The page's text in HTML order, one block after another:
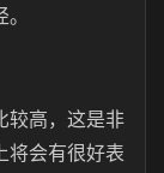
较高，这是非
将会有很好表